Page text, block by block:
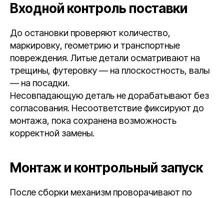
Входной контроль поставки
До остановки проверяют количество,
маркировку, геометрию и транспортные
повреждения. Литые детали осматривают на
трещины, футеровку — на плоскостность, валы
— на посадки.
Несовпадающую деталь не дорабатывают без
согласования. Несоответствие фиксируют до
монтажа, пока сохранена возможность
корректной замены.
Монтаж и контрольный запуск
После сборки механизм проворачивают по